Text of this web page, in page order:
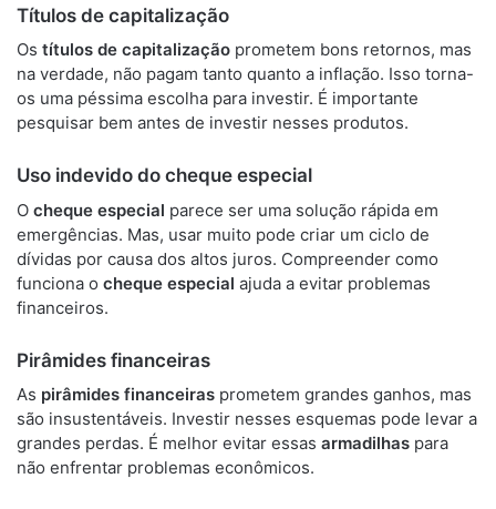
Títulos de capitalização
Os títulos de capitalização prometem bons retornos, mas
na verdade, não pagam tanto quanto a inflação. Isso torna-
os uma péssima escolha para investir. É importante
pesquisar bem antes de investir nesses produtos.
Uso indevido do cheque especial
O cheque especial parece ser uma solução rápida em
emergências. Mas, usar muito pode criar um ciclo de
dívidas por causa dos altos juros. Compreender como
funciona o cheque especial ajuda a evitar problemas
financeiros.
Pirâmides financeiras
As pirâmides financeiras prometem grandes ganhos, mas
são insustentáveis. Investir nesses esquemas pode levar a
grandes perdas. É melhor evitar essas armadilhas para
não enfrentar problemas econômicos.